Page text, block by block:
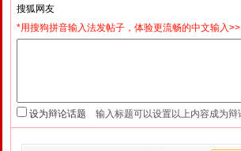
*用搜狗拼音输入法发帖子，体验更流畅的中文输入>>
设为辩论话题